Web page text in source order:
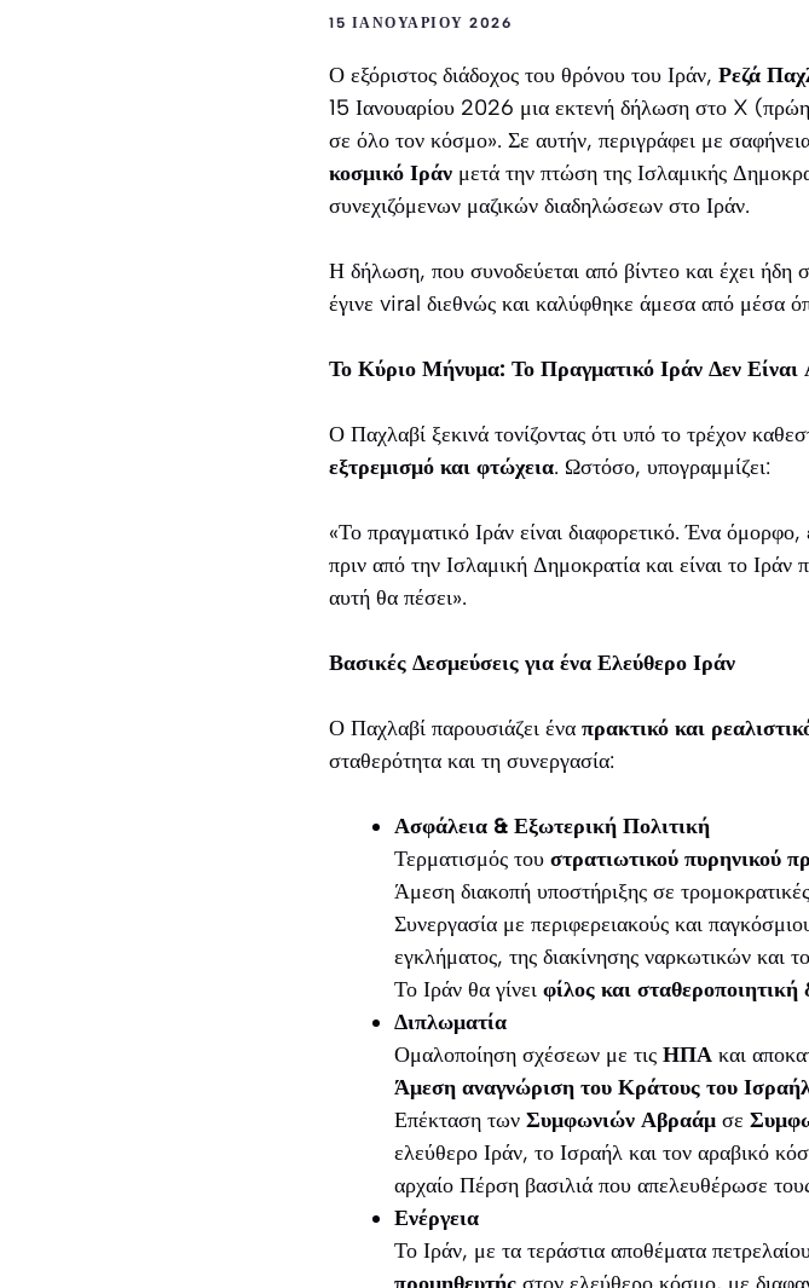
15 ΙΑΝΟΥΑΡΊΟΥ 2026
Ο εξόριστος διάδοχος του θρόνου του Ιράν, Ρεζά
15 Ιανουαρίου 2026 μια εκτενή δήλωση στο X
σε όλο τον κόσμο». Σε αυτήν, περιγράφει με
κοσμικό Ιράν μετά την πτώση της Ισλαμικής
συνεχιζόμενων μαζικών διαδηλώσεων στο Ιράν.
Η δήλωση, που συνοδεύεται από βίντεο και έχει
έγινε viral διεθνώς και καλύφθηκε άμεσα από
Το Κύριο Μήνυμα: Το Πραγματικό Ιράν Δεν Είναι
Ο Παχλαβί ξεκινά τονίζοντας ότι υπό το τρέχον
εξτρεμισμό και φτώχεια. Ωστόσο, υπογραμμίζει:
«Το πραγματικό Ιράν είναι διαφορετικό. Ένα
πριν από την Ισλαμική Δημοκρατία και είναι το
αυτή θα πέσει».
Βασικές Δεσμεύσεις για ένα Ελεύθερο Ιράν
Ο Παχλαβί παρουσιάζει ένα πρακτικό και
σταθερότητα και τη συνεργασία:
Ασφάλεια & Εξωτερική Πολιτική
Τερματισμός του στρατιωτικού πυρηνικού
Άμεση διακοπή υποστήριξης σε
Συνεργασία με περιφερειακούς και
εγκλήματος, της διακίνησης ναρκωτικών και
Το Ιράν θα γίνει φίλος και σταθεροποιητική
Διπλωματία
Ομαλοποίηση σχέσεων με τις ΗΠΑ και
Άμεση αναγνώριση του Κράτους του
Επέκταση των Συμφωνιών Αβραάμ σε
ελεύθερο Ιράν, το Ισραήλ και τον αραβικό
αρχαίο Πέρση βασιλιά που απελευθέρωσε
Ενέργεια
Το Ιράν, με τα τεράστια αποθέματα